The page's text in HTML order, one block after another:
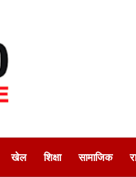
खेल शिक्षा सामाजिक